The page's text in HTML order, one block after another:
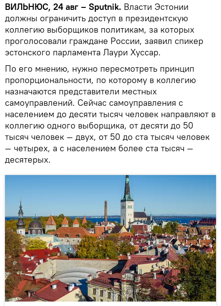
ВИЛЬНЮС, 24 авг – Sputnik. Власти Эстонии
должны ограничить доступ в президентскую
коллегию выборщиков политикам, за которых
проголосовали граждане России, заявил спикер
эстонского парламента Лаури Хуссар.
По его мнению, нужно пересмотреть принцип
пропорциональности, по которому в коллегию
назначаются представители местных
самоуправлений. Сейчас самоуправления с
населением до десяти тысяч человек направляют в
коллегию одного выборщика, от десяти до 50
тысяч человек — двух, от 50 до ста тысяч человек
— четырех, а с населением более ста тысяч —
десятерых.